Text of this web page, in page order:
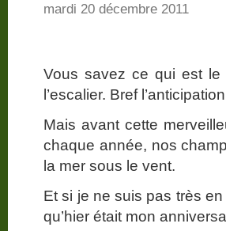
mardi 20 décembre 2011
Vous savez ce qui est le
l’escalier. Bref
Mais avant cette
chaque année, nos
la mer sous le vent.
Et si je ne suis pas très
qu’hier était mon